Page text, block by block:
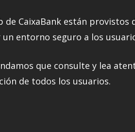
de CaixaBank están
entorno seguro a los
que consulte y lea
de todos los usuarios.